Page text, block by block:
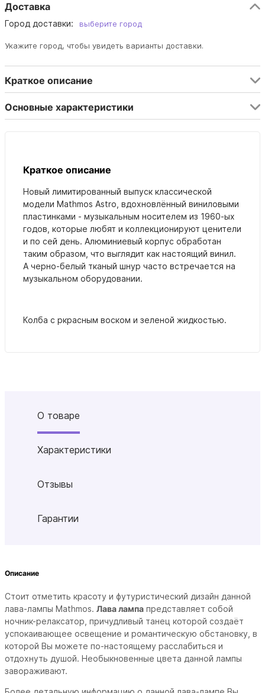
Доставка
Город доставки: выберите город
Укажите город, чтобы увидеть варианты доставки.
Краткое описание
Основные характеристики
Краткое описание
Новый лимитированный выпуск классической
модели Mathmos Astro, вдохновлённый виниловыми
пластинками - музыкальным носителем из 1960-ых
годов, которые любят и коллекционируют ценители
и по сей день. Алюминиевый корпус обработан
таким образом, что выглядит как настоящий винил.
А черно-белый тканый шнур часто встречается на
музыкальном оборудовании.
Колба с ркрасным воском и зеленой жидкостью.
О товаре
Характеристики
Отзывы
Гарантии
Описание
Стоит отметить красоту и футуристический дизайн данной
лава-лампы Mathmos. Лава лампа представляет собой
ночник-релаксатор, причудливый танец которой cоздаёт
успокаивающее освещение и романтическую обстановку, в
которой Вы можете по-настоящему расслабиться и
отдохнуть душой. Необыкновенные цвета данной лампы
завораживают.